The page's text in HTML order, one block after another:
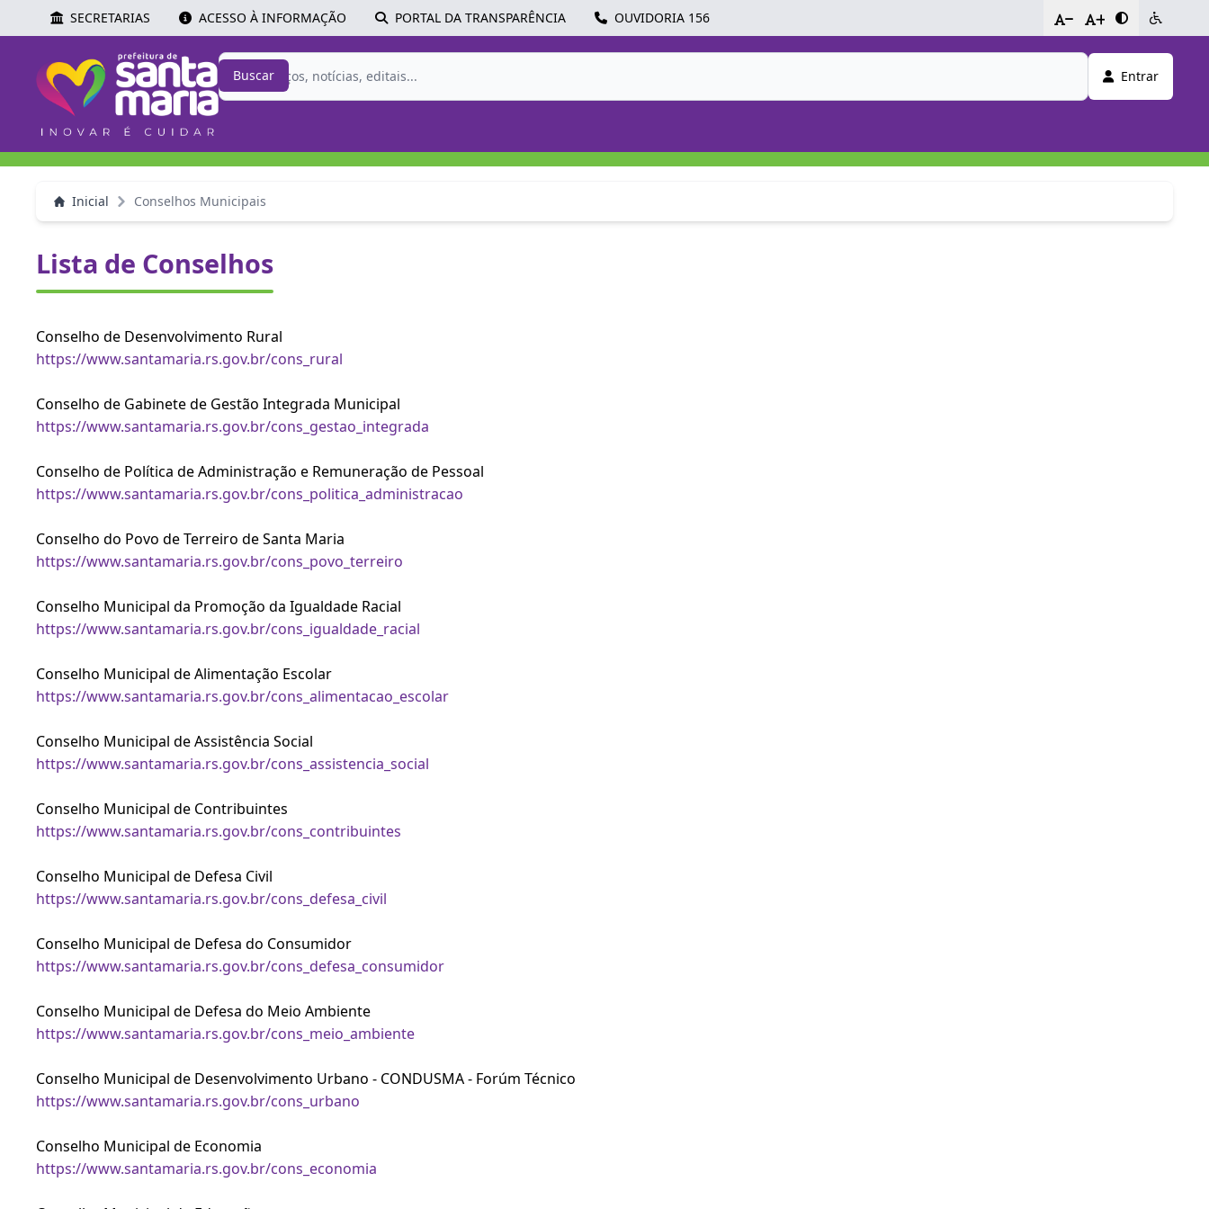
SECRETARIAS ACESSO À INFORMAÇÃO PORTAL DA TRANSPARÊNCIA OUVIDORIA 156 - +
Buscar Entrar
Inicial Conselhos Municipais
Lista de Conselhos
Conselho de Desenvolvimento Rural
https://www.santamaria.rs.gov.br/cons_rural
Conselho de Gabinete de Gestão Integrada Municipal
https://www.santamaria.rs.gov.br/cons_gestao_integrada
Conselho de Política de Administração e Remuneração de Pessoal
https://www.santamaria.rs.gov.br/cons_politica_administracao
Conselho do Povo de Terreiro de Santa Maria
https://www.santamaria.rs.gov.br/cons_povo_terreiro
Conselho Municipal da Promoção da Igualdade Racial
https://www.santamaria.rs.gov.br/cons_igualdade_racial
Conselho Municipal de Alimentação Escolar
https://www.santamaria.rs.gov.br/cons_alimentacao_escolar
Conselho Municipal de Assistência Social
https://www.santamaria.rs.gov.br/cons_assistencia_social
Conselho Municipal de Contribuintes
https://www.santamaria.rs.gov.br/cons_contribuintes
Conselho Municipal de Defesa Civil
https://www.santamaria.rs.gov.br/cons_defesa_civil
Conselho Municipal de Defesa do Consumidor
https://www.santamaria.rs.gov.br/cons_defesa_consumidor
Conselho Municipal de Defesa do Meio Ambiente
https://www.santamaria.rs.gov.br/cons_meio_ambiente
Conselho Municipal de Desenvolvimento Urbano - CONDUSMA - Forúm Técnico
https://www.santamaria.rs.gov.br/cons_urbano
Conselho Municipal de Economia
https://www.santamaria.rs.gov.br/cons_economia